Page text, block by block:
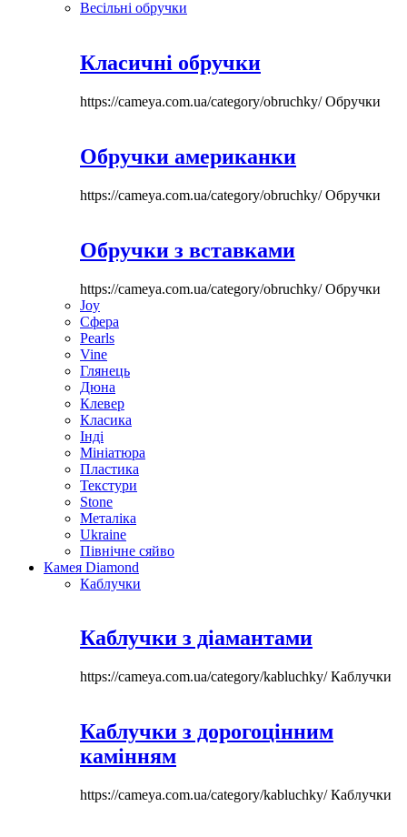
Весільні обручки
Класичні обручки
https://cameya.com.ua/category/obruchky/Обручки
Обручки американки
https://cameya.com.ua/category/obruchky/Обручки
Обручки з вставками
https://cameya.com.ua/category/obruchky/Обручки
Joy
Сфера
Pearls
Vine
Глянець
Дюна
Клевер
Класика
Інді
Мініатюра
Пластика
Текстури
Stone
Металіка
Ukraine
Північне сяйво
Камея Diamond
Каблучки
Каблучки з діамантами
https://cameya.com.ua/category/kabluchky/Каблучки
Каблучки з дорогоцінним
камінням
https://cameya.com.ua/category/kabluchky/Каблучки